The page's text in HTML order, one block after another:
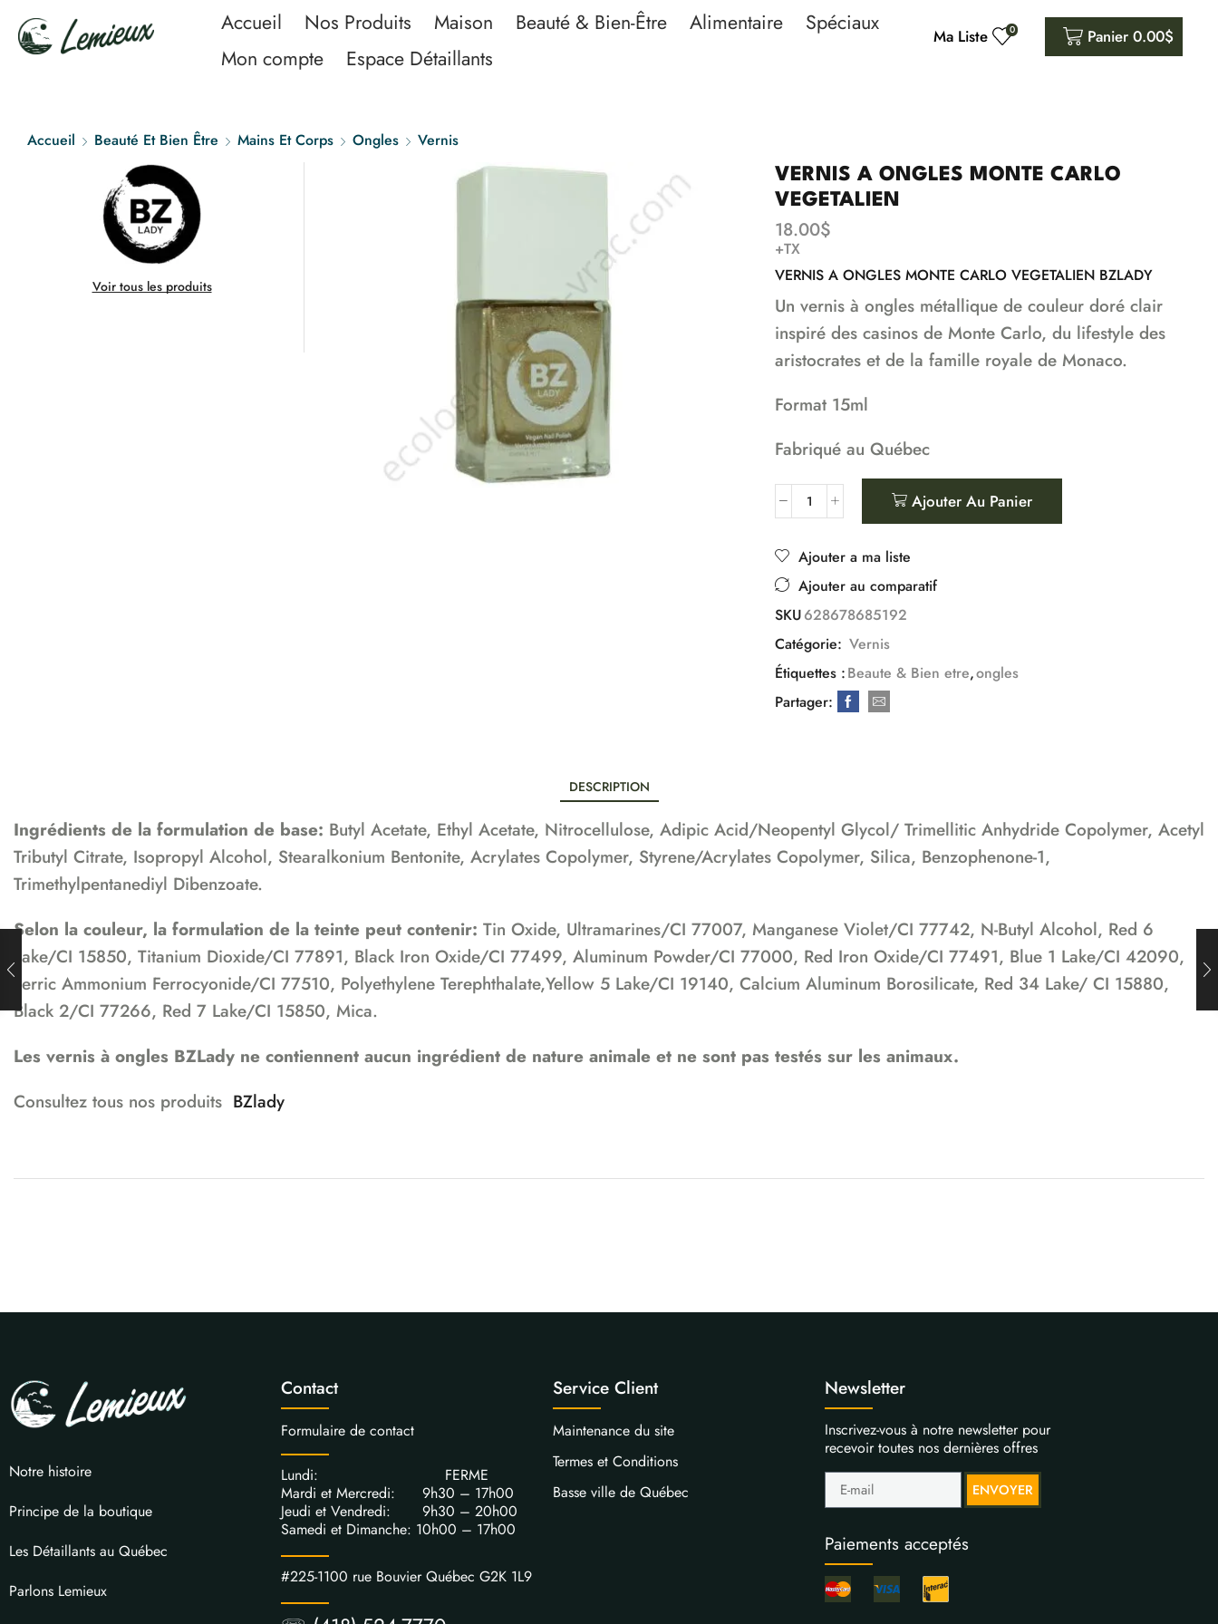
Accueil Nos Produits Maison Beauté & Bien-Être Alimentaire
Spéciaux
Mon compte
Espace Détaillants
Ma Liste 0 Panier 0.00$
Accueil Beauté Et Bien Être Mains Et Corps Ongles Vernis
VERNIS A ONGLES MONTE CARLO
VEGETALIEN
18.00$
+TX
VERNIS A ONGLES MONTE CARLO VEGETALIEN BZLADY
Un vernis à ongles métallique de couleur doré clair
inspiré des casinos de Monte Carlo, du lifestyle des
aristocrates et de la famille royale de Monaco.
Format 15ml
Fabriqué au Québec
Ajouter Au Panier
Ajouter a ma liste
Ajouter au comparatif
SKU628678685192
Catégorie: Vernis
Étiquettes :Beaute & Bien etre,ongles
Partager:
Voir tous les produits
DESCRIPTION
Ingrédients de la formulation de base: Butyl Acetate, Ethyl Acetate, Nitrocellulose, Adipic Acid/Neopentyl Glycol/ Trimellitic Anhydride Copolymer, Acetyl
Tributyl Citrate, Isopropyl Alcohol, Stearalkonium Bentonite, Acrylates Copolymer, Styrene/Acrylates Copolymer, Silica, Benzophenone-1,
Trimethylpentanediyl Dibenzoate.
Selon la couleur, la formulation de la teinte peut contenir: Tin Oxide, Ultramarines/CI 77007, Manganese Violet/CI 77742, N-Butyl Alcohol, Red 6
Lake/CI 15850, Titanium Dioxide/CI 77891, Black Iron Oxide/CI 77499, Aluminum Powder/CI 77000, Red Iron Oxide/CI 77491, Blue 1 Lake/CI 42090,
Ferric Ammonium Ferrocyonide/CI 77510, Polyethylene Terephthalate,Yellow 5 Lake/CI 19140, Calcium Aluminum Borosilicate, Red 34 Lake/ CI 15880,
Black 2/CI 77266, Red 7 Lake/CI 15850, Mica.
Les vernis à ongles BZLady ne contiennent aucun ingrédient de nature animale et ne sont pas testés sur les animaux.
Consultez tous nos produits BZlady
Notre histoire
Principe de la boutique
Les Détaillants au Québec
Parlons Lemieux
Contact
Formulaire de contact
Lundi: FERME
Mardi et Mercredi: 9h30 – 17h00
Jeudi et Vendredi: 9h30 – 20h00
Samedi et Dimanche: 10h00 – 17h00
#225-1100 rue Bouvier Québec G2K 1L9
Service Client
Maintenance du site
Termes et Conditions
Basse ville de Québec
Newsletter
Inscrivez-vous à notre newsletter pour
recevoir toutes nos dernières offres
ENVOYER
Paiements acceptés